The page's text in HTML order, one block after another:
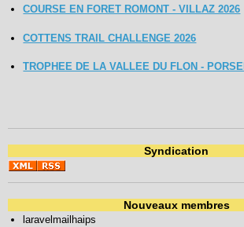
COURSE EN FORET ROMONT - VILLAZ 2026
COTTENS TRAIL CHALLENGE 2026
TROPHEE DE LA VALLEE DU FLON -
Syndication
Nouveaux membres
laravelmailhaips